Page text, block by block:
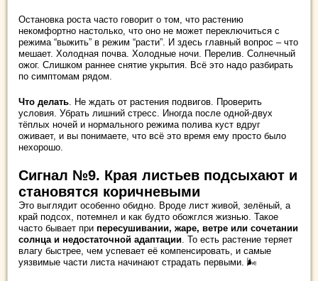
Остановка роста часто говорит о том, что растению
некомфортно настолько, что оно не может переключиться с
режима “выжить” в режим “расти”. И здесь главный вопрос – что
мешает. Холодная почва. Холодные ночи. Перелив. Солнечный
ожог. Слишком раннее снятие укрытия. Всё это надо разбирать
по симптомам рядом.
Что делать . Не ждать от растения подвигов. Проверить
условия. Убрать лишний стресс. Иногда после одной-двух
тёплых ночей и нормального режима полива куст вдруг
оживает, и вы понимаете, что всё это время ему просто было
нехорошо.
Сигнал №9. Края листьев подсыхают и
становятся коричневыми
Это выглядит особенно обидно. Вроде лист живой, зелёный, а
край подсох, потемнел и как будто обожглся жизнью. Такое
часто бывает при пересушивании, жаре, ветре или сочетании
солнца и недостаточной адаптации . То есть растение теряет
влагу быстрее, чем успевает её компенсировать, и самые
уязвимые части листа начинают страдать первыми. 🌬️